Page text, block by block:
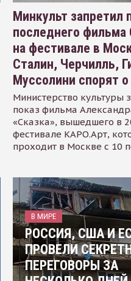
Минкульт запретил
последнего фильма
на фестивале в
Сталин, Черчилль,
Муссолини спорят
Министерство культуры
показ фильма
«Сказка», вышедшего в
фестивале КАРО.Арт,
проходит в Москве с 10
В МИРЕ
РОССИЯ, США И
ПРОВЕЛИ
ПЕРЕГОВОРЫ ЗА